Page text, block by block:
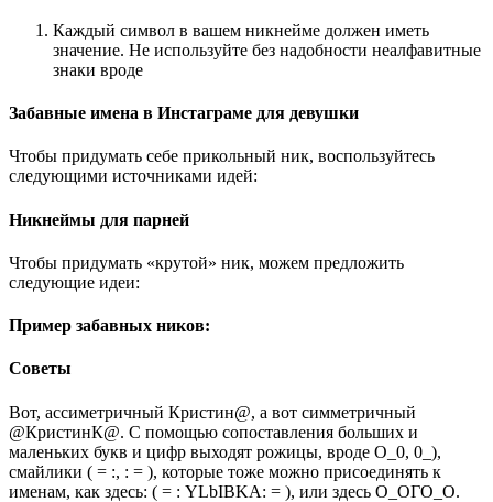
Каждый символ в вашем никнейме должен иметь
значение. Не используйте без надобности неалфавитные
знаки вроде
Забавные имена в Инстаграме для девушки
Чтобы придумать себе прикольный ник, воспользуйтесь
следующими источниками идей:
Никнеймы для парней
Чтобы придумать «крутой» ник, можем предложить
следующие идеи:
Пример забавных ников:
Советы
Вот, ассиметричный Кристин@, а вот симметричный
@КристинК@. С помощью сопоставления больших и
маленьких букв и цифр выходят рожицы, вроде О_0, 0_),
смайлики ( = :, : = ), которые тоже можно присоединять к
именам, как здесь: ( = : YLbIBKA: = ), или здесь O_ОГО_O.